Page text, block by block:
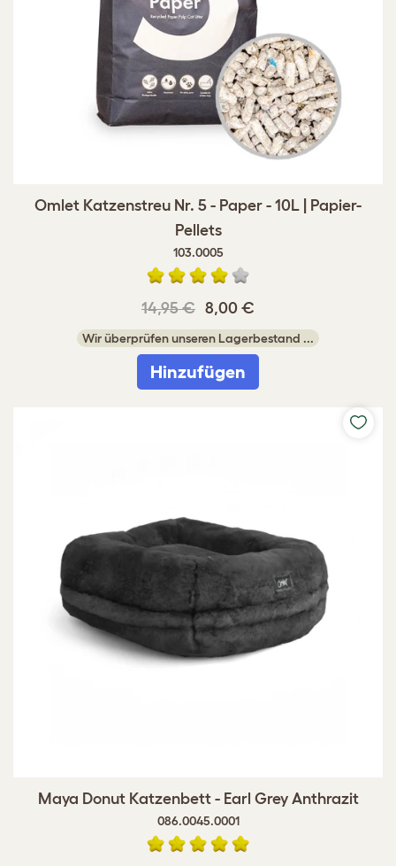
Omlet Katzenstreu Nr. 5 - Paper - 10L | Papier-
Pellets
103.0005
14,95 € 8,00 €
Wir überprüfen unseren Lagerbestand ...
Hinzufügen
Maya Donut Katzenbett - Earl Grey Anthrazit
086.0045.0001